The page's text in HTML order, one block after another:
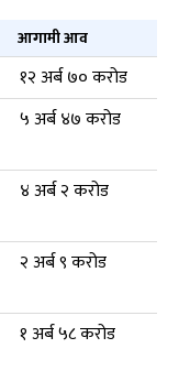
आगामी आव
१२ अर्ब ७० करोड
५ अर्ब ४७ करोड
४ अर्ब २ करोड
२ अर्ब ९ करोड
१ अर्ब ५८ करोड